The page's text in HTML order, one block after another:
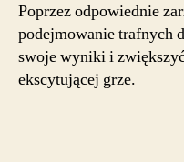
Poprzez odpowiednie
podejmowanie trafnych
swoje wyniki i
ekscytującej grze.